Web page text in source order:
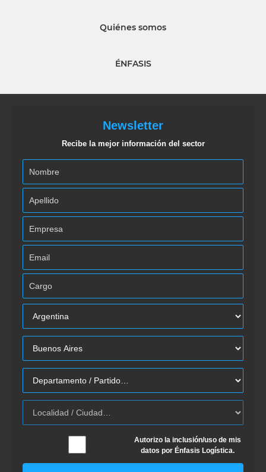
Quiénes somos
ÉNFASIS
Newsletter
Recibe la mejor información del sector
Autorizo la inclusión/uso de mis
datos por Énfasis Logística.